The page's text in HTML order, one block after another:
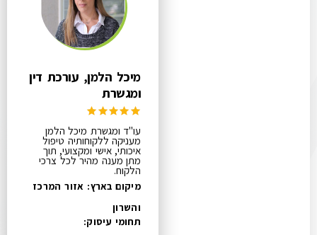
מיכל הלמן, עורכת דין
ומגשרת
עו"ד ומגשרת מיכל הלמן
מעניקה ללקוחותיה טיפול
איכותי, אישי ומקצועי, תוך
מתן מענה מהיר לכל צרכי
הלקוח.
מיקום בארץ: אזור המרכז
והשרון
תחומי עיסוק: